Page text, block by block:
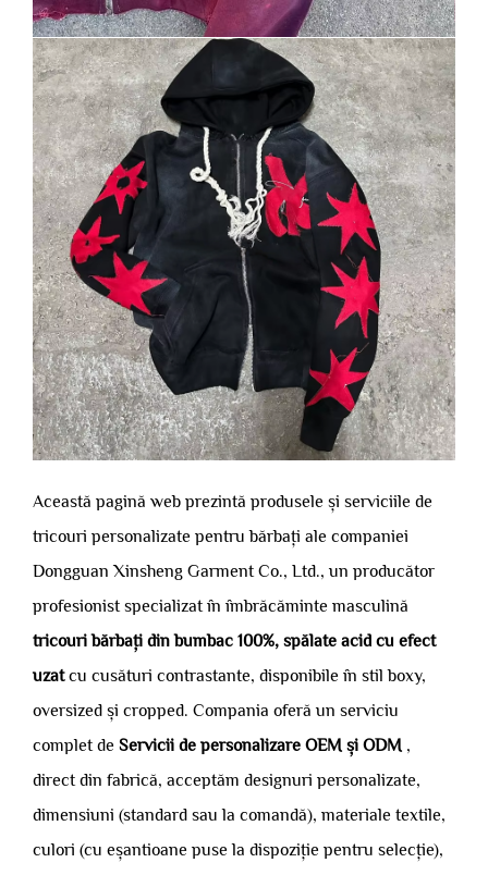
Această pagină web prezintă produsele și serviciile de
tricouri personalizate pentru bărbați ale companiei
Dongguan Xinsheng Garment Co., Ltd., un producător
profesionist specializat în îmbrăcăminte masculină
tricouri bărbați din bumbac 100%, spălate acid cu efect
uzatcu cusături contrastante, disponibile în stil boxy,
oversized și cropped. Compania oferă un serviciu
complet de Servicii de personalizare OEM și ODM ,
direct din fabrică, acceptăm designuri personalizate,
dimensiuni (standard sau la comandă), materiale textile,
culori (cu eșantioane puse la dispoziție pentru selecție),